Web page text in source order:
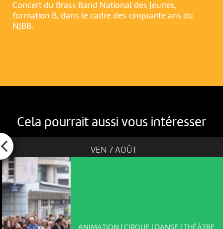
Concert du Brass Band National des Jeunes,
formation B, dans le cadre des cinquante ans du
NJBB.
Cela pourrait aussi vous intéresser
VEN 7 AOÛT